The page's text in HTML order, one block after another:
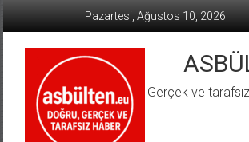
Pazartesi, Ağustos 10, 2026
Gerçek ve